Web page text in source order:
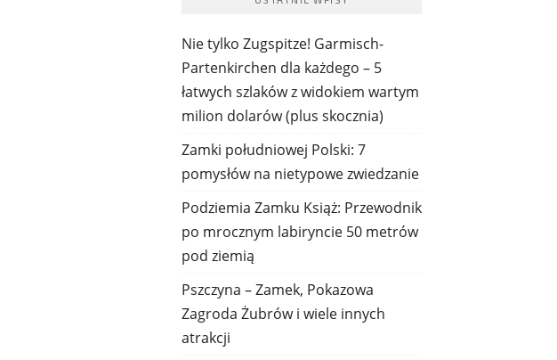
Nie tylko Zugspitze! Garmisch-
Partenkirchen dla każdego – 5
łatwych szlaków z widokiem wartym
milion dolarów (plus skocznia)
Zamki południowej Polski: 7
pomysłów na nietypowe zwiedzanie
Podziemia Zamku Książ: Przewodnik
po mrocznym labiryncie 50 metrów
pod ziemią
Pszczyna – Zamek, Pokazowa
Zagroda Żubrów i wiele innych
atrakcji